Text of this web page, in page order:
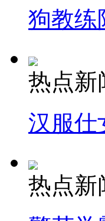
狗教练
热点新
汉服仕
热点新